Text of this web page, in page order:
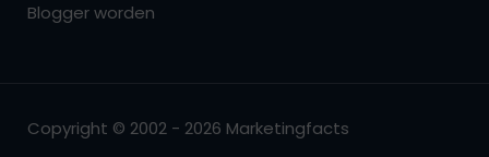
Blogger worden
Copyright © 2002 - 2026 Marketingfacts